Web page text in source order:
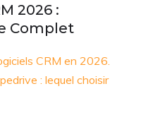
2026 :
Complet
CRM en 2026.
: lequel choisir